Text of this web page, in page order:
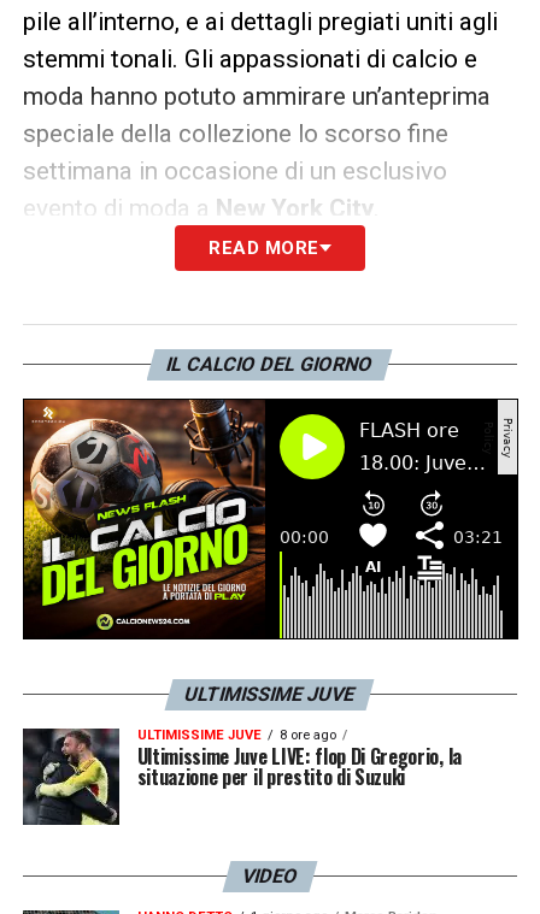
pile all’interno, e ai dettagli pregiati uniti agli
stemmi tonali. Gli appassionati di calcio e
moda hanno potuto ammirare un’anteprima
speciale della collezione lo scorso fine
settimana in occasione di un esclusivo
evento di moda a New York City.
Visualizza questo post su Instagram
READ MORE
IL CALCIO DEL GIORNO
ULTIMISSIME JUVE
ULTIMISSIME JUVE 8 ore ago
Ultimissime Juve LIVE: flop Di Gregorio, la
situazione per il prestito di Suzuki
VIDEO